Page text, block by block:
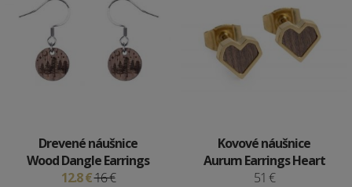
Drevené náušnice
Wood Dangle Earrings
12.8 €16 €
Kovové náušnice
Aurum Earrings Heart
51 €